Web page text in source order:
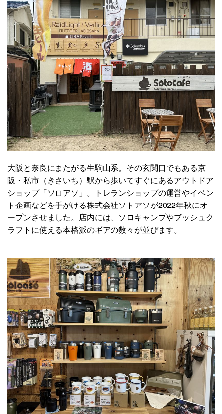
大阪と奈良にまたがる生駒山系。その玄関口でもある京
阪・私市（きさいち）駅から歩いてすぐにあるアウトドア
ショップ「ソロアソ」。トレランショップの運営やイベン
ト企画などを手がける株式会社ソトアソが2022年秋にオ
ープンさせました。店内には、ソロキャンプやブッシュク
ラフトに使える本格派のギアの数々が並びます。